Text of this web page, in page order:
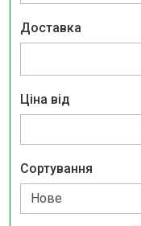
Доставка
Ціна від
Сортування